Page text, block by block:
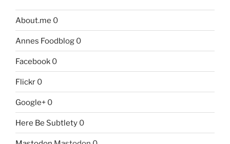
About.me 0
Annes Foodblog 0
Facebook 0
Flickr 0
Google+ 0
Here Be Subtlety 0